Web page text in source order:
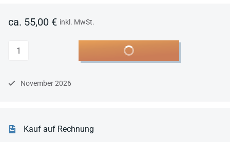
ca. 55,00 € inkl. MwSt.
Anzahl In den Warenkorb
November 2026
Kauf auf Rechnung